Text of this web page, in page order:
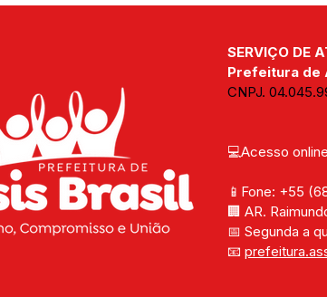
SERVIÇO DE
Prefeitura de
CNPJ.
💻Acesso
📱Fone: +55
🏢 AR.
📅 Segunda a
📧